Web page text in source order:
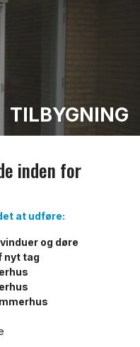
TILBYGNING
inden for
at udføre:
og døre
nyt tag